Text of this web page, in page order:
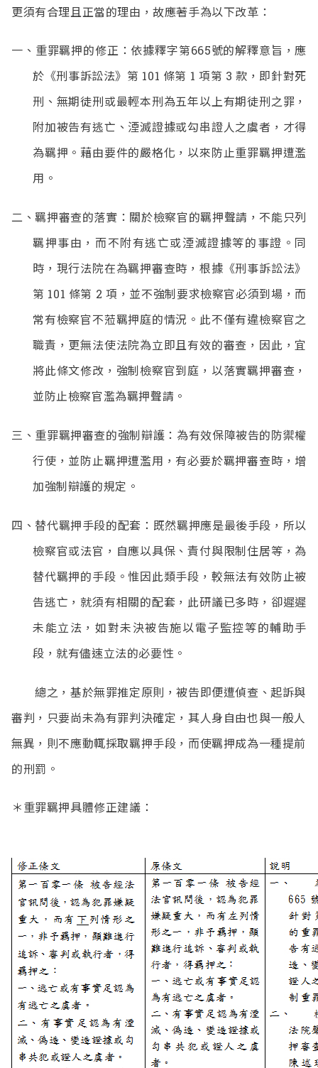
更須有合理且正當的理由，故應著手為以下改革：
一、重罪羈押的修正：依據釋字第665號的解釋意旨，應
於《刑事訴訟法》第 101 條第 1 項第 3 款，即針對死
刑、無期徒刑或最輕本刑為五年以上有期徒刑之罪，
附加被告有逃亡、湮滅證據或勾串證人之虞者，才得
為羈押。藉由要件的嚴格化，以來防止重罪羈押遭濫
用。
二、羈押審查的落實：關於檢察官的羈押聲請，不能只列
羈押事由，而不附有逃亡或湮滅證據等的事證。同
時，現行法院在為羈押審查時，根據《刑事訴訟法》
第 101 條第 2 項，並不強制要求檢察官必須到場，而
常有檢察官不蒞羈押庭的情況。此不僅有違檢察官之
職責，更無法使法院為立即且有效的審查，因此，宜
將此條文修改，強制檢察官到庭，以落實羈押審查，
並防止檢察官濫為羈押聲請。
三、重罪羈押審查的強制辯護：為有效保障被告的防禦權
行使，並防止羈押遭濫用，有必要於羈押審查時，增
加強制辯護的規定。
四、替代羈押手段的配套：既然羈押應是最後手段，所以
檢察官或法官，自應以具保、責付與限制住居等，為
替代羈押的手段。惟因此類手段，較無法有效防止被
告逃亡，就須有相關的配套，此研議已多時，卻遲遲
未能立法，如對未決被告施以電子監控等的輔助手
段，就有儘速立法的必要性。
總之，基於無罪推定原則，被告即便遭偵查、起訴與
審判，只要尚未為有罪判決確定，其人身自由也與一般人
無異，則不應動輒採取羈押手段，而使羈押成為一種提前
的刑罰。
＊重罪羈押具體修正建議：